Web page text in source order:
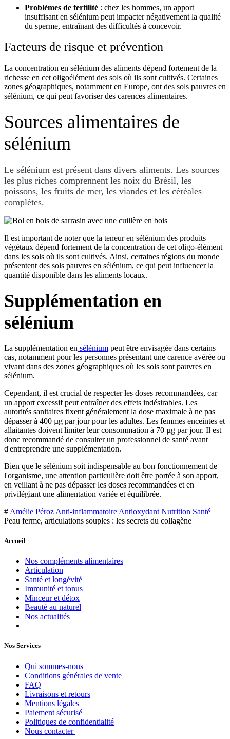
Problèmes de fertilité : chez les hommes, un apport
insuffisant en sélénium peut impacter négativement la qualité
du sperme, entraînant des difficultés à concevoir.
Facteurs de risque et prévention
La concentration en sélénium des aliments dépend fortement de la
richesse en cet oligoélément des sols où ils sont cultivés. Certaines
zones géographiques, notamment en Europe, ont des sols pauvres en
sélénium, ce qui peut favoriser des carences alimentaires.
Sources alimentaires de
sélénium
Le sélénium est présent dans divers aliments. Les sources
les plus riches comprennent les noix du Brésil, les
poissons, les fruits de mer, les viandes et les céréales
complètes.
Il est important de noter que la teneur en sélénium des produits
végétaux dépend fortement de la concentration de cet oligo-élément
dans les sols où ils sont cultivés. Ainsi, certaines régions du monde
présentent des sols pauvres en sélénium, ce qui peut influencer la
quantité disponible dans les aliments locaux.
Supplémentation en
sélénium
La supplémentation en sélénium peut être envisagée dans certains
cas, notamment pour les personnes présentant une carence avérée ou
vivant dans des zones géographiques où les sols sont pauvres en
sélénium.
Cependant, il est crucial de respecter les doses recommandées, car
un apport excessif peut entraîner des effets indésirables. Les
autorités sanitaires fixent généralement la dose maximale à ne pas
dépasser à 400 µg par jour pour les adultes. Les femmes enceintes et
allaitantes doivent limiter leur consommation à 70 µg par jour. Il est
donc recommandé de consulter un professionnel de santé avant
d'entreprendre une supplémentation.
Bien que le sélénium soit indispensable au bon fonctionnement de
l'organisme, une attention particulière doit être portée à son apport,
en veillant à ne pas dépasser les doses recommandées et en
privilégiant une alimentation variée et équilibrée.
# Amélie Péroz Anti-inflammatoire Antioxydant Nutrition Santé
Peau ferme, articulations souples : les secrets du collagène
Accueil
Nos compléments alimentaires
Articulation
Santé et longévité
Immunité et tonus
Minceur et détox
Beauté au naturel
Nos actualités
Nos Services
Qui sommes-nous
Conditions générales de vente
FAQ
Livraisons et retours
Mentions légales
Paiement sécurisé
Politiques de confidentialité
Nous contacter